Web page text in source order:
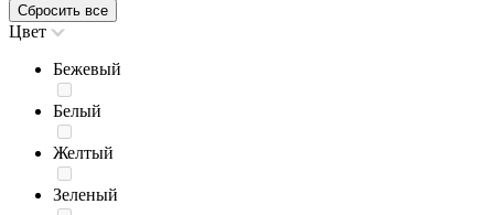
Сбросить все
Цвет
Бежевый
Белый
Желтый
Зеленый